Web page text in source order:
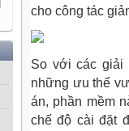
cho công tác
So với các giải
những ưu thế
án, phần mềm
chế độ cài đặt